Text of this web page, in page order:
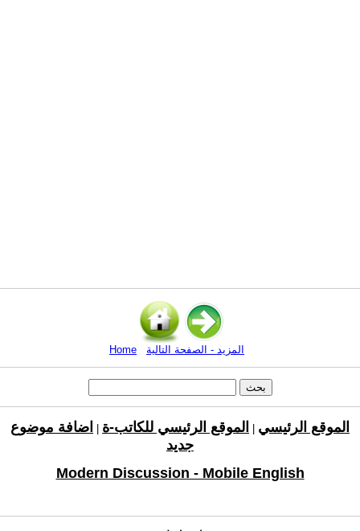
Home المزيد - الصفحة التالية
الموقع الرئيسي الموقع الرئيسي للكاتب-ة
اضافة موضوع
جديد
Modern Discussion - Mobile English